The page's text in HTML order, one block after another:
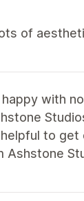
of
with
to get
Ashstone